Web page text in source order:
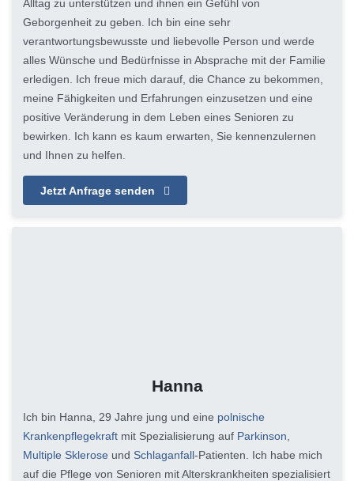
Alltag zu unterstützen und ihnen ein Gefühl von
Geborgenheit zu geben. Ich bin eine sehr
verantwortungsbewusste und liebevolle Person und werde
alles Wünsche und Bedürfnisse in Absprache mit der Familie
erledigen. Ich freue mich darauf, die Chance zu bekommen,
meine Fähigkeiten und Erfahrungen einzusetzen und eine
positive Veränderung in dem Leben eines Senioren zu
bewirken. Ich kann es kaum erwarten, Sie kennenzulernen
und Ihnen zu helfen.
Jetzt Anfrage senden
Hanna
Ich bin Hanna, 29 Jahre jung und eine polnische
Krankenpflegekraft mit Spezialisierung auf Parkinson
Multiple Sklerose und Schlaganfall-Patienten. Ich habe mich
auf die Pflege von Senioren mit Alterskrankheiten spezialisiert